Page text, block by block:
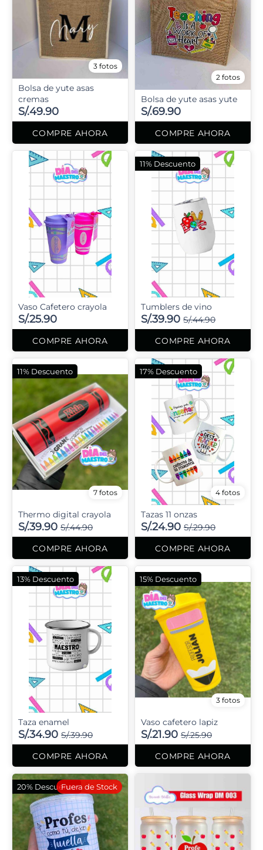
3 fotos
Bolsa de yute asas
cremas
S/.49.90
COMPRE AHORA
2 fotos
Bolsa de yute asas yute
S/.69.90
COMPRE AHORA
Vaso Cafetero crayola
S/.25.90
COMPRE AHORA
Tumblers de vino
S/.39.90 S/.44.90
COMPRE AHORA
11% Descuento
7 fotos
Thermo digital crayola
S/.39.90 S/.44.90
COMPRE AHORA
11% Descuento
4 fotos
Tazas 11 onzas
S/.24.90 S/.29.90
COMPRE AHORA
17% Descuento
Taza enamel
S/.34.90 S/.39.90
COMPRE AHORA
13% Descuento
3 fotos
Vaso cafetero lapiz
S/.21.90 S/.25.90
COMPRE AHORA
15% Descuento
20% DescuentoFuera de Stock